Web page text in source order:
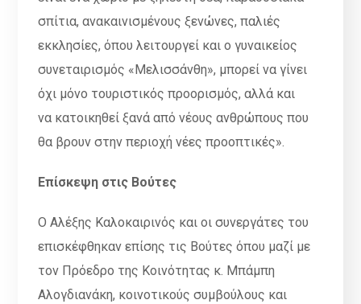
σπίτια, ανακαινισμένους ξενώνες, παλιές
εκκλησίες, όπου λειτουργεί και ο γυναικείος
συνεταιρισμός «Μελισσάνθη», μπορεί να γίνει
όχι μόνο τουριστικός προορισμός, αλλά και
να κατοικηθεί ξανά από νέους ανθρώπους που
θα βρουν στην περιοχή νέες προοπτικές».
Επίσκεψη στις Βούτες
Ο Αλέξης Καλοκαιρινός και οι συνεργάτες του
επισκέφθηκαν επίσης τις Βούτες όπου μαζί με
τον Πρόεδρο της Κοινότητας κ. Μπάμπη
Αλογδιανάκη, κοινοτικούς συμβούλους και